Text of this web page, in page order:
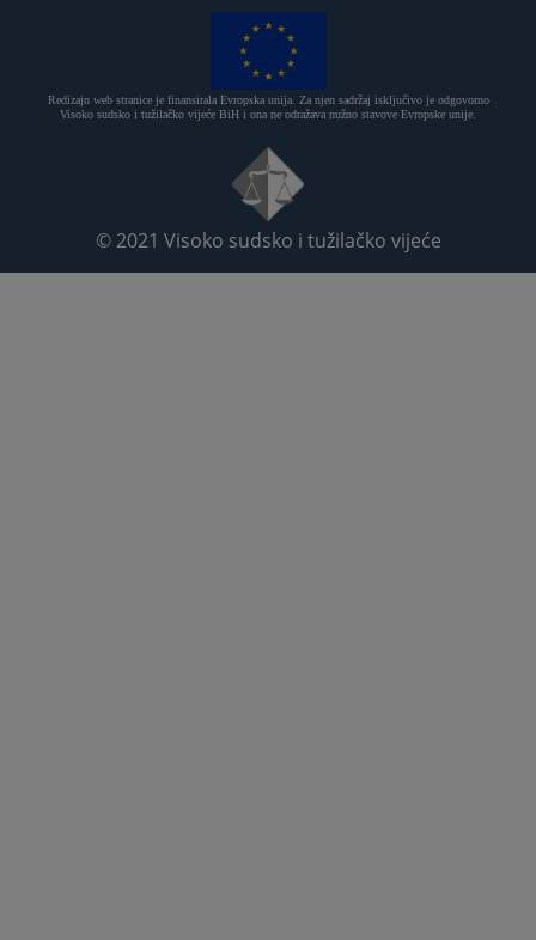
Redizajn web stranice je finansirala Evropska unija. Za njen sadržaj isključivo je odgovorno
Visoko sudsko i tužilačko vijeće BiH i ona ne odražava nužno stavove Evropske unije.
© 2021 Visoko sudsko i tužilačko vijeće